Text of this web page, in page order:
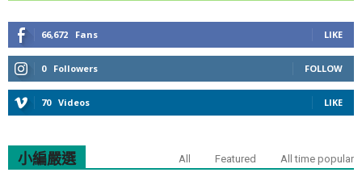
66,672 Fans LIKE
0 Followers FOLLOW
70 Videos LIKE
小編嚴選 All Featured All time popular